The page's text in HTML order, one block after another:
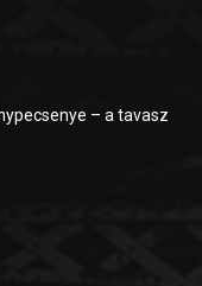
– a tavasz